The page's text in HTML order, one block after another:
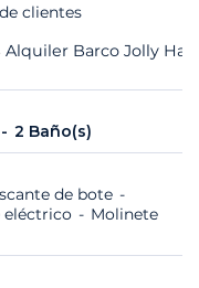
clientes
Alquiler Barco Jolly
2 Baño(s)
de bote
eléctrico
Molinete